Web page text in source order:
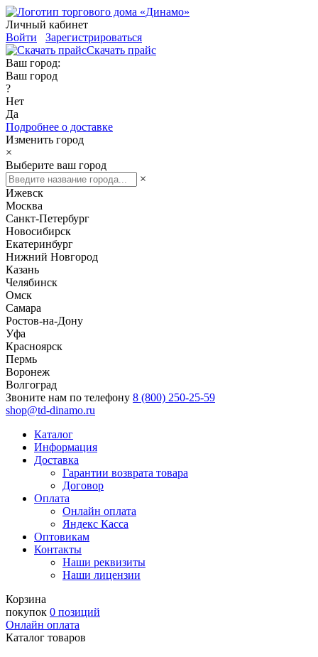
Личный кабинет
Войти
Зарегистрироваться
Скачать прайс
Ваш город:
Ваш город
?
Нет
Да
Подробнее о доставке
Изменить город
×
Выберите ваш город
×
Ижевск
Москва
Санкт-Петербург
Новосибирск
Екатеринбург
Нижний Новгород
Казань
Челябинск
Омск
Самара
Ростов-на-Дону
Уфа
Красноярск
Пермь
Воронеж
Волгоград
Звоните нам по телефону 8 (800) 250-25-59
shop@td-dinamo.ru
Каталог
Информация
Доставка
Гарантии возврата товара
Договор
Оплата
Онлайн оплата
Яндекс Касса
Оптовикам
Контакты
Наши реквизиты
Наши лицензии
Корзина
покупок 0 позиций
Онлайн оплата
Каталог товаров